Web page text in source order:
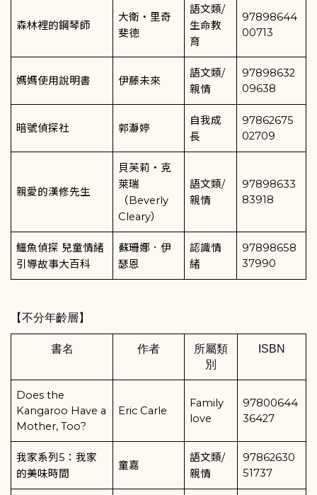
森林裡的鋼琴師
大衛 ‧ 里奇
斐德
語文類/
生命教
育
97898644
00713
媽媽使用說明書 伊藤未來
語文類/
親情
97898632
09638
暗號偵探社 郭瀞婷
自我成
長
97862675
02709
親愛的漢修先生
貝芙莉 ‧ 克
萊瑞
（Beverly
Cleary）
語文類/
親情
97898633
83918
鱷魚偵探 兒童情緒
引導故事大百科
蘇珊娜．伊
瑟恩
認識情
緒
97898658
37990
【不分年齡層】
書名 作者
所屬類
別
ISBN
Does the
Kangaroo Have a
Mother, Too?
Eric Carle
Family
love
97800644
36427
我家系列5 ：我家
的美味時間
童嘉
語文類/
親情
97862630
51737